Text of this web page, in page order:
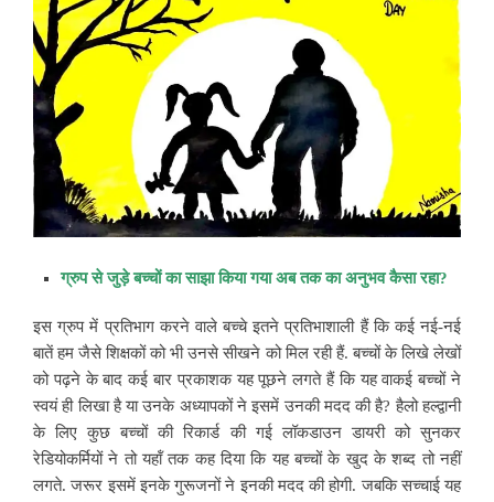
ग्रुप से जुड़े बच्चों का साझा किया गया अब तक का अनुभव कैसा रहा?
इस ग्रुप में प्रतिभाग करने वाले बच्चे इतने प्रतिभाशाली हैं कि कई नई-नई
बातें हम जैसे शिक्षकों को भी उनसे सीखने को मिल रही हैं. बच्चों के लिखे लेखों
को पढ़ने के बाद कई बार प्रकाशक यह पूछने लगते हैं कि यह वाकई बच्चों ने
स्वयं ही लिखा है या उनके अध्यापकों ने इसमें उनकी मदद की है? हैलो हल्द्वानी
के लिए कुछ बच्चों की रिकार्ड की गई लॉकडाउन डायरी को सुनकर
रेडियोकर्मियों ने तो यहॉं तक कह दिया कि यह बच्चों के खुद के शब्द तो नहीं
लगते. जरूर इसमें इनके गुरूजनों ने इनकी मदद की होगी. जबकि सच्चाई यह